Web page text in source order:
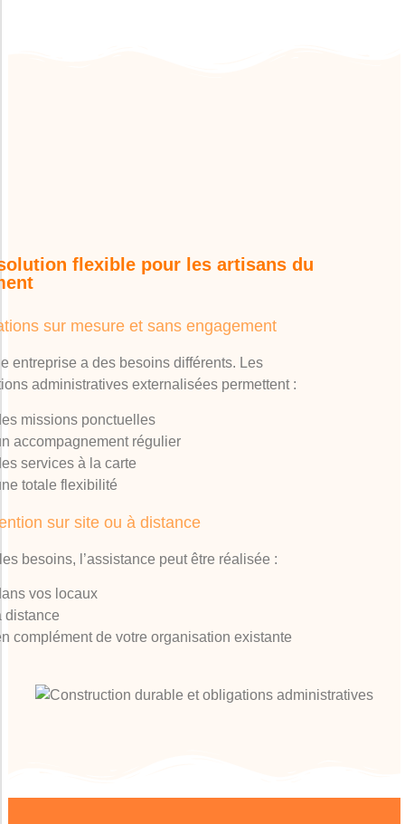
flexible pour les artisans du
sur mesure et sans engagement
entreprise a des besoins différents. Les
administratives externalisées permettent :
missions ponctuelles
accompagnement régulier
services à la carte
totale flexibilité
sur site ou à distance
besoins, l’assistance peut être réalisée :
vos locaux
distance
complément de votre organisation existante